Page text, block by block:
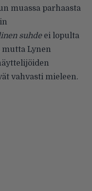
muassa parhaasta
suhdeei lopulta
Lynen
vahvasti mieleen.